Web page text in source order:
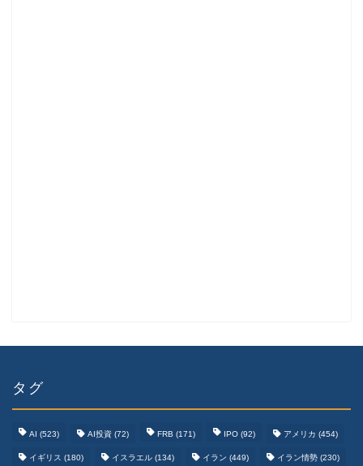
タグ
AI (523) AI投資 (72) FRB (171) IPO (92) アメリカ (454)
イギリス (180) イスラエル (134) イラン (449) イラン情勢 (230)